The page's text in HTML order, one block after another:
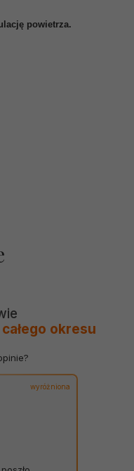
powietrza.
całego okresu
wyróżniona